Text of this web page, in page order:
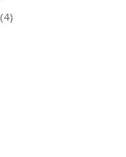
(4)